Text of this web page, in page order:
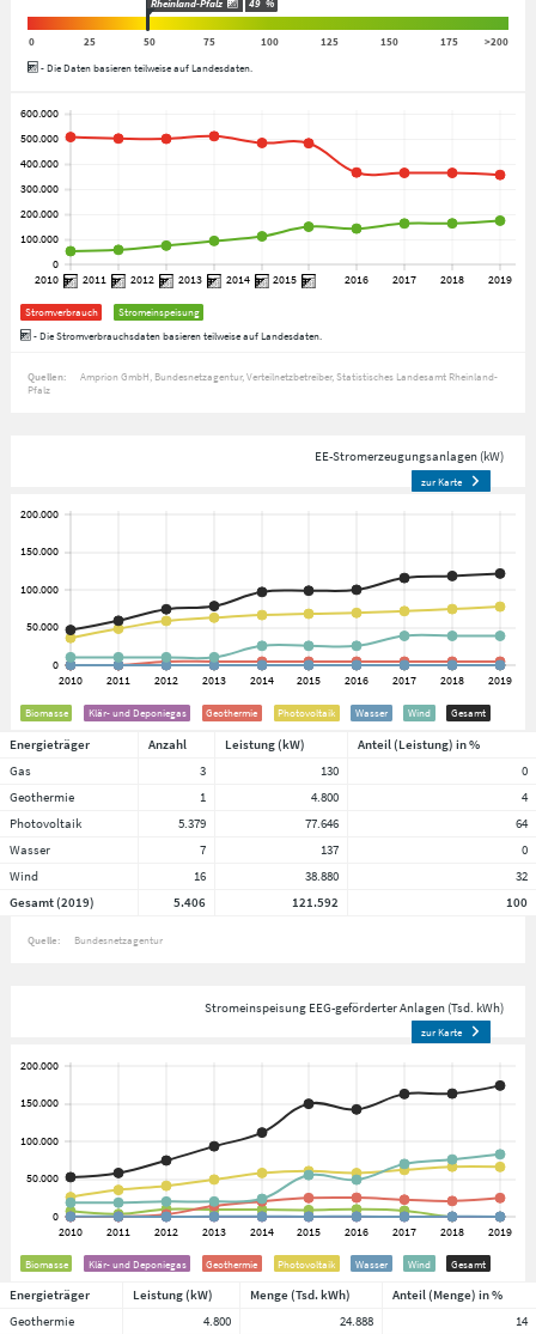
Rheinland-Pfalz 49 %
0 25 50 75 100 125 150 175
>200
- Die Daten basieren teilweise auf Landesdaten.
Stromverbrauch
Stromeinspeisung
- Die Stromverbrauchsdaten basieren teilweise auf Landesdaten.
Quellen: Amprion GmbH Bundesnetzagentur Verteilnetzbetreiber Statistisches Landesamt Rheinland-
Pfalz
EE-Stromerzeugungsanlagen (kW)
zur Karte
Biomasse Klär- und Deponiegas Geothermie Photovoltaik Wasser Wind Gesamt
Energieträger Anzahl Leistung (kW)
Anteil (Leistung) in %
Gas
3 130
0
Geothermie
1 4.800
4
Photovoltaik
5.379 77.646
64
Wasser
7 137
0
Wind
16 38.880
32
Gesamt (2019)
5.406 121.592 100
Quelle: Bundesnetzagentur
Stromeinspeisung EEG-geförderter Anlagen (Tsd. kWh)
zur Karte
Biomasse Klär- und Deponiegas Geothermie Photovoltaik Wasser Wind Gesamt
Energieträger Leistung (kW) Menge (Tsd. kWh)
Anteil (Menge) in %
Geothermie
4.800 24.888
14